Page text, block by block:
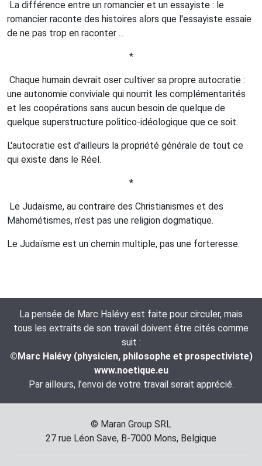
La différence entre un romancier et un essayiste : le
romancier raconte des histoires alors que l'essayiste essaie
de ne pas trop en raconter ...
*
Chaque humain devrait oser cultiver sa propre autocratie :
une autonomie conviviale qui nourrit les complémentarités
et les coopérations sans aucun besoin de quelque de
quelque superstructure politico-idéologique que ce soit.
L'autocratie est d'ailleurs la propriété générale de tout ce
qui existe dans le Réel.
*
Le Judaïsme, au contraire des Christianismes et des
Mahométismes, n'est pas une religion dogmatique.
Le Judaïsme est un chemin multiple, pas une forteresse.
La pensée de Marc Halévy est faite pour circuler, mais
tous les extraits de son travail doivent être cités comme
suit :
©Marc Halévy (physicien, philosophe et prospectiviste)
www.noetique.eu
Par ailleurs, l’envoi de votre travail serait apprécié.
© Maran Group SRL
27 rue Léon Save, B-7000 Mons, Belgique